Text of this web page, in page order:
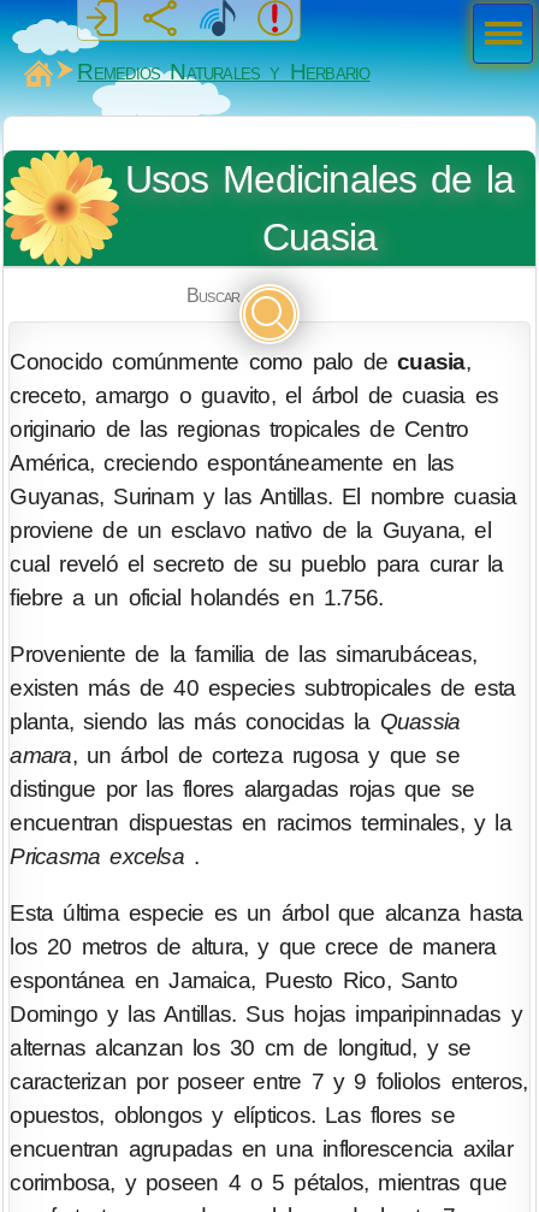
MiSabueso
Remedios Naturales y Herbario
Usos Medicinales de la
Cuasia
Buscar
Conocido comúnmente como palo decuasia,
creceto, amargo o guavito, el árbol de cuasia es
originario de las regionas tropicales de Centro
América, creciendo espontáneamente en las
Guyanas, Surinam y las Antillas. El nombre cuasia
proviene de un esclavo nativo de la Guyana, el
cual reveló el secreto de su pueblo para curar la
fiebre a un oficial holandés en 1.756.
Proveniente de la familia de las simarubáceas,
existen más de 40 especies subtropicales de esta
planta, siendo las más conocidas la Quassia
amara, un árbol de corteza rugosa y que se
distingue por las flores alargadas rojas que se
encuentran dispuestas en racimos terminales, y la
Pricasma excelsa.
Esta última especie es un árbol que alcanza hasta
los 20 metros de altura, y que crece de manera
espontánea en Jamaica, Puesto Rico, Santo
Domingo y las Antillas. Sus hojas imparipinnadas y
alternas alcanzan los 30 cm de longitud, y se
caracterizan por poseer entre 7 y 9 foliolos enteros,
opuestos, oblongos y elípticos. Las flores se
encuentran agrupadas en una inflorescencia axilar
corimbosa, y poseen 4 o 5 pétalos, mientras que
Men
ú